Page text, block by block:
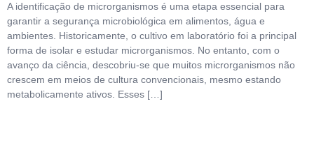
A identificação de microrganismos é uma etapa essencial para
garantir a segurança microbiológica em alimentos, água e
ambientes. Historicamente, o cultivo em laboratório foi a principal
forma de isolar e estudar microrganismos. No entanto, com o
avanço da ciência, descobriu-se que muitos microrganismos não
crescem em meios de cultura convencionais, mesmo estando
metabolicamente ativos. Esses […]